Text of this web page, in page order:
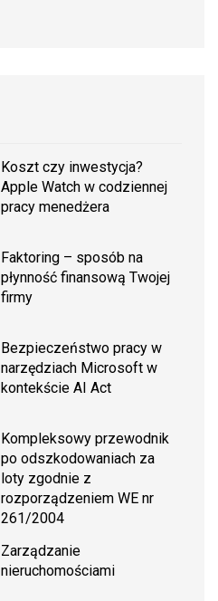
Koszt czy inwestycja?
Apple Watch w codziennej
pracy menedżera
Faktoring – sposób na
płynność finansową Twojej
firmy
Bezpieczeństwo pracy w
narzędziach Microsoft w
kontekście AI Act
Kompleksowy przewodnik
po odszkodowaniach za
loty zgodnie z
rozporządzeniem WE nr
261/2004
Zarządzanie
nieruchomościami